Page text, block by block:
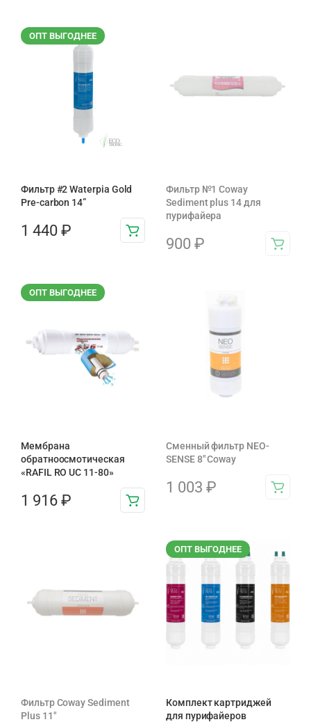
ОПТ ВЫГОДНЕЕ
Фильтр #2 Waterpia Gold
Pre-carbon 14”
1 440 ₽
Фильтр №1 Coway
Sediment plus 14 для
пурифайера
900 ₽
ОПТ ВЫГОДНЕЕ
Мембрана
обратноосмотическая
«RAFIL RO UC 11-80»
1 916 ₽
Сменный фильтр NEO-
SENSE 8" Coway
1 003 ₽
Фильтр Coway Sediment
Plus 11″
ОПТ ВЫГОДНЕЕ
Комплект картриджей
для пурифайеров